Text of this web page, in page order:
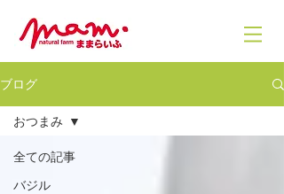
ブログ
全ての記事
バジル
おつまみ